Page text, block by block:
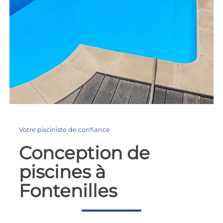
Votre pisciniste de confiance
Conception de
piscines à
Fontenilles